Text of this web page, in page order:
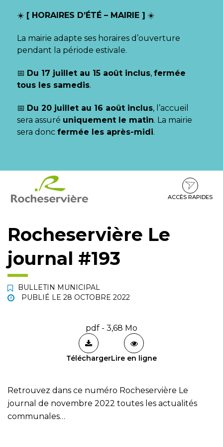
☀️ [ HORAIRES D’ÉTÉ – MAIRIE ] ☀️
La mairie adapte ses horaires d’ouverture
pendant la période estivale.
📅 Du 17 juillet au 15 août inclus, fermée
tous les samedis.
📅 Du 20 juillet au 16 août inclus, l’accueil
sera assuré uniquement le matin. La mairie
sera donc fermée les après-midi.
contenu
pied
ACCÈS RAPIDES
Rocheservière Le
journal #193
BULLETIN MUNICIPAL
PUBLIÉ LE 28 OCTOBRE 2022
pdf - 3,68 Mo
TéléchargerLire en ligne
Retrouvez dans ce numéro Rocheservière Le
journal de novembre 2022 toutes les actualités
communales…